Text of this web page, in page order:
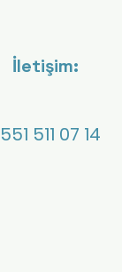
İletişim:
511 07 14